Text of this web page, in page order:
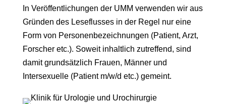
In Veröffentlichungen der UMM verwenden wir aus
Gründen des Leseflusses in der Regel nur eine
Form von Personenbezeichnungen (Patient, Arzt,
Forscher etc.). Soweit inhaltlich zutreffend, sind
damit grundsätzlich Frauen, Männer und
Intersexuelle (Patient m/w/d etc.) gemeint.